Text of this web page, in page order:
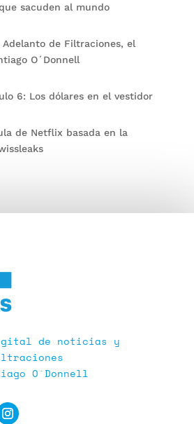
sacuden al mundo
Adelanto de Filtraciones, el
O´Donnell
6: Los dólares en el vestidor
de Netflix basada en la
de noticias y
O´Donnell